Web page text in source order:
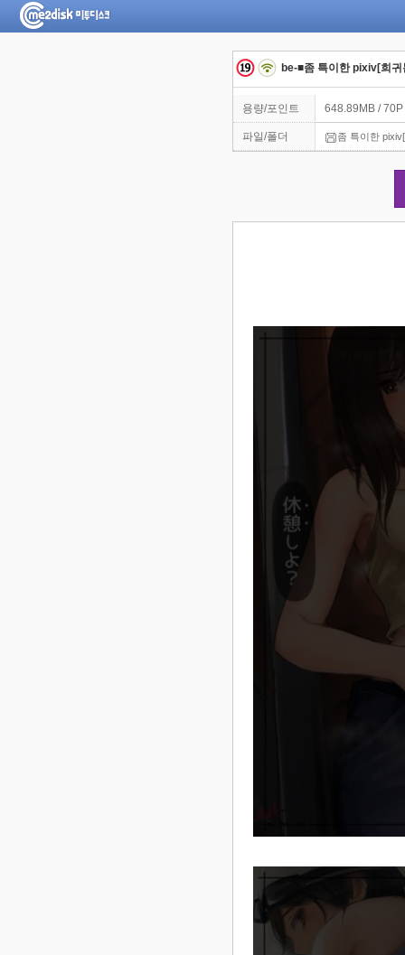
be-■좀 특이한 pixiv[희
용량/포인트 648.89MB / 70P
파일/폴더 좀 특이한